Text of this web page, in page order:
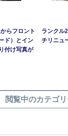
らフロント
ド）とイン
付け写真が
ランクル
チリニュ
閲覧中のカテゴ